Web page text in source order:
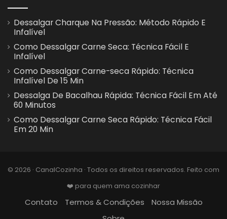
Dessalgar Charque Na Pressão: Método Rápido E
Infalível
Como Dessalgar Carne Seca: Técnica Fácil E
Infalível
Como Dessalgar Carne-seca Rápido: Técnica
Infalível De 15 Min
Dessalga De Bacalhau Rápida: Técnica Fácil Em Até
60 Minutos
Como Dessalgar Carne Seca Rápido: Técnica Fácil
Em 20 Min
© 2026 · CanalCozinha · Todos os direitos reservados. Feito com
❤️ para quem ama cozinhar
Contato Termos & Condições
Nossa Missão